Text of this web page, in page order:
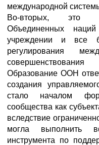
международной
Во-вторых, это
Объединенных
учреждении и все
регулирования
Образование ООН
создания
стало началом
сообщества как
вследствие
могла выполнить
инструмента по